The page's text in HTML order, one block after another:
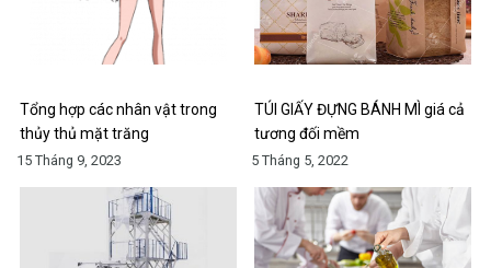
Tổng hợp các nhân vật trong
thủy thủ mặt trăng
15 Tháng 9, 2023
TÚI GIẤY ĐỰNG BÁNH MÌ giá cả
tương đối mềm
5 Tháng 5, 2022